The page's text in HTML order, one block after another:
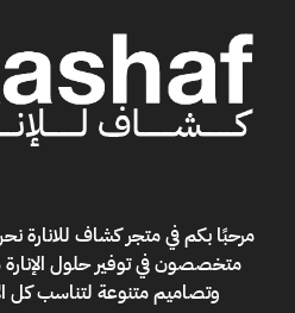
مرحبًا بكم فيمتجر كشاف للانارة
متخصصون في توفير حلول
وتصاميم متنوعة لتناسب كل